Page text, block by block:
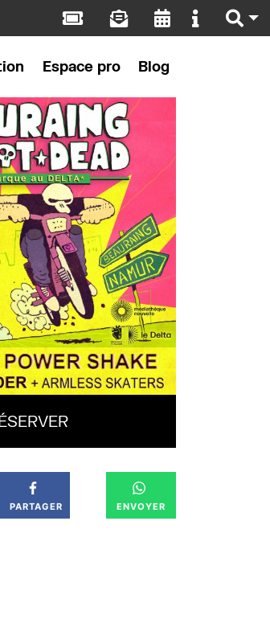
Espace pro Blog
PARTAGER ENVOYER